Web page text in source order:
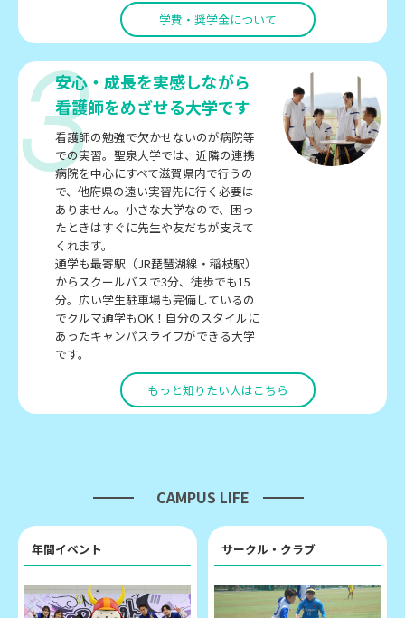
学費・奨学金について
3安心・成長を実感しながら
看護師をめざせる大学です
看護師の勉強で欠かせないのが病院等
での実習。聖泉大学では、近隣の連携
病院を中心にすべて滋賀県内で行うの
で、他府県の遠い実習先に行く必要は
ありません。小さな大学なので、困っ
たときはすぐに先生や友だちが支えて
くれます。
通学も最寄駅（JR琵琶湖線・稲枝駅）
からスクールバスで3分、徒歩でも15
分。広い学生駐車場も完備しているの
でクルマ通学もOK！自分のスタイルに
あったキャンパスライフができる大学
です。
もっと知りたい人はこちら
CAMPUS LIFE
年間イベント サークル・クラブ